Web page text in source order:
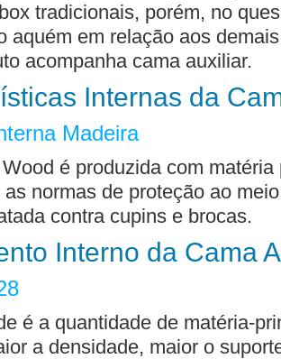
tradicionais, porém, no
aquém em relação aos
acompanha cama auxiliar.
Internas da
Madeira
é produzida com
as normas de proteção ao
contra cupins e brocas.
Interno da Cama
é a quantidade de matéria-
a densidade, maior o